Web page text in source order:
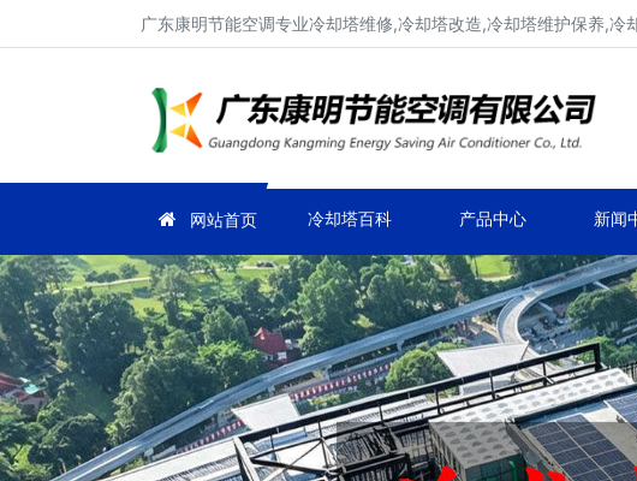
广东康明节能空调专业冷却塔维修,冷却塔改造,冷却塔维护保养,
网站首页 冷却塔百科 产品中心 新闻